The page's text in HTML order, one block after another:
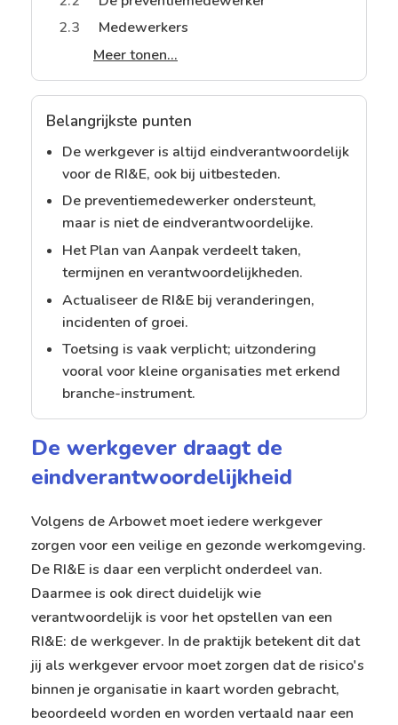
2.3
Medewerkers
Meer tonen...
Belangrijkste punten
De werkgever is altijd eindverantwoordelijk
voor de RI&E, ook bij uitbesteden.
De preventiemedewerker ondersteunt,
maar is niet de eindverantwoordelijke.
Het Plan van Aanpak verdeelt taken,
termijnen en verantwoordelijkheden.
Actualiseer de RI&E bij veranderingen,
incidenten of groei.
Toetsing is vaak verplicht; uitzondering
vooral voor kleine organisaties met erkend
branche-instrument.
De werkgever draagt de
eindverantwoordelijkheid
Volgens de Arbowet moet iedere werkgever
zorgen voor een veilige en gezonde werkomgeving.
De RI&E is daar een verplicht onderdeel van.
Daarmee is ook direct duidelijk wie
verantwoordelijk is voor het opstellen van een
RI&E: de werkgever. In de praktijk betekent dit dat
jij als werkgever ervoor moet zorgen dat de risico's
binnen je organisatie in kaart worden gebracht,
beoordeeld worden en worden vertaald naar een